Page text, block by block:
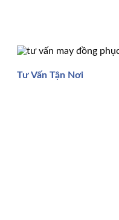
Tư Vấn Tận Nơi